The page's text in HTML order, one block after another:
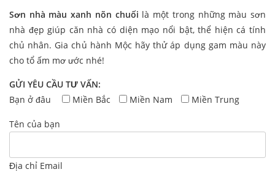
Sơn nhà màu xanh nõn chuối là một trong những màu sơn
nhà đẹp giúp căn nhà có diện mạo nổi bật, thể hiện cá tính
chủ nhân. Gia chủ hành Mộc hãy thử áp dụng gam màu này
cho tổ ấm mơ ước nhé!
GỬI YÊU CẦU TƯ VẤN:
Bạn ở đâu
Miền Bắc Miền Nam Miền Trung
Tên của bạn
Địa chỉ Email